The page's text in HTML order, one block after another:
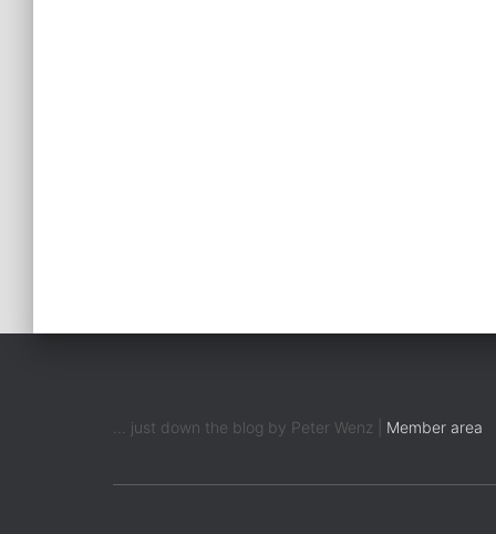
... just down the blog by Peter Wenz | Member area